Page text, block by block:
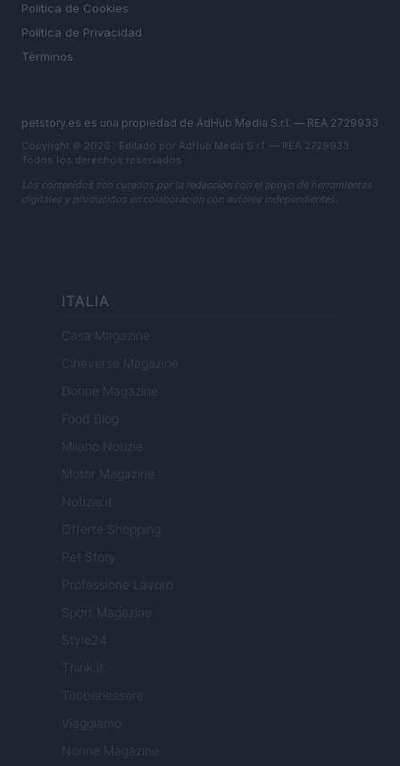
Política de Cookies
Política de Privacidad
Términos
petstory.es es una propiedad de AdHub Media S.r.l. — REA 2729933
Copyright © 2026 · Editado por AdHub Media S.r.l. — REA 2729933
Todos los derechos reservados
Los contenidos son curados por la redacción con el apoyo de herramientas
digitales y producidos en colaboración con autores independientes.
ITALIA
Casa Magazine
Cineverse Magazine
Donne Magazine
Food Blog
Milano Notizie
Motor Magazine
Notizie.it
Offerte Shopping
Professione Lavoro
Sport Magazine
Style24
Think.it
Tuobenessere
Viaggiamo
Nonne Magazine